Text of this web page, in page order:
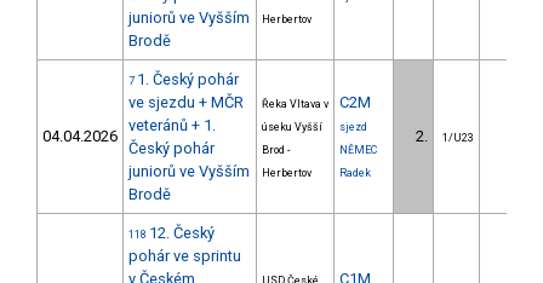
juniorů ve Vyšším
Brodě
Herbertov
04.04.2026
7 1. Český pohár
ve sjezdu + MČR
veteránů + 1.
Český pohár
juniorů ve Vyšším
Brodě
Řeka Vltava v
úseku Vyšší
Brod -
Herbertov
C2M
sjezd
NĚMEC
Radek
2. 1/U23
118 12. Český
pohár ve sprintu
v Českém
C1M